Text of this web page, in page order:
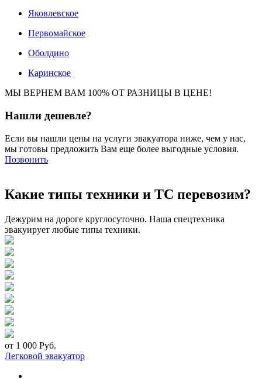
Яковлевское
Первомайское
Оболдино
Каринское
МЫ ВЕРНЕМ ВАМ 100% ОТ РАЗНИЦЫ В ЦЕНЕ!
Нашли дешевле?
Если вы нашли цены на услуги эвакуатора ниже, чем у нас,
мы готовы предложить Вам еще более выгодные условия.
Позвонить
Какие типы техники и ТС перевозим?
Дежурим на дороге круглосуточно. Наша спецтехника
эвакуирует любые типы техники.
от 1 000 Руб.
Легковой эвакуатор